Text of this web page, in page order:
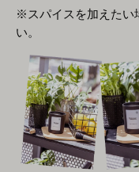
※スパイスを加えたい
い。